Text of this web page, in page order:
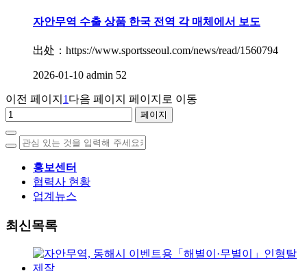
자안무역 수출 상품 한국 전역 각 매체에서 보도
出处：https://www.sportsseoul.com/news/read/1560794
2026-01-10 admin 52
이전 페이지 1 다음 페이지 페이지로 이동
홍보센터
협력사 현황
업계뉴스
최신목록